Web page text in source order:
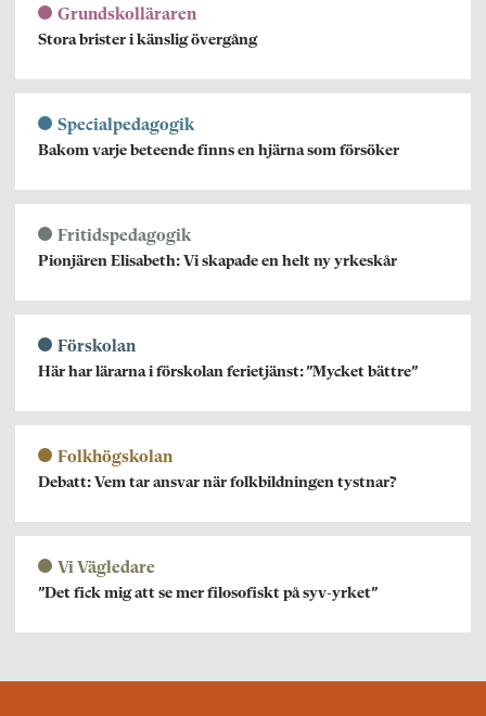
Grundskolläraren
Stora brister i känslig övergång
Specialpedagogik
Bakom varje beteende finns en hjärna som försöker
Fritidspedagogik
Pionjären Elisabeth: Vi skapade en helt ny yrkeskår
Förskolan
Här har lärarna i förskolan ferietjänst: ”Mycket bättre”
Folkhögskolan
Debatt: Vem tar ansvar när folkbildningen tystnar?
Vi Vägledare
”Det fick mig att se mer filosofiskt på syv-yrket”